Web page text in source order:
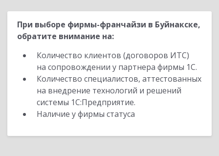
При выборе фирмы-франчайзи в Буйнакске,
обратите внимание на:
Количество клиентов (договоров ИТС)
на сопровождении у партнера фирмы 1С.
Количество специалистов, аттестованных
на внедрение технологий и решений
системы 1С:Предприятие.
Наличие у фирмы статуса